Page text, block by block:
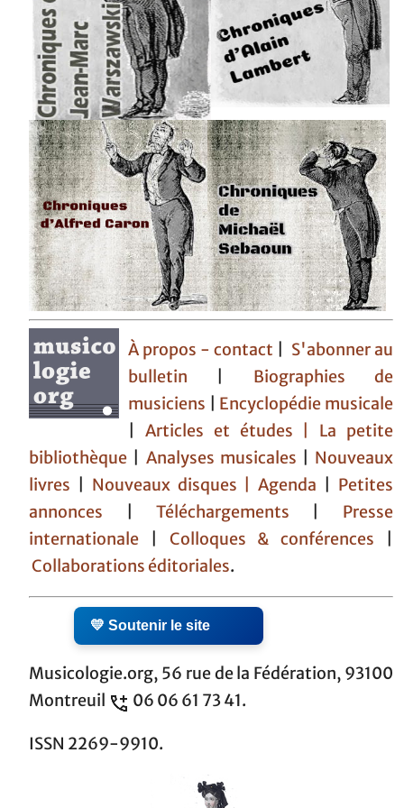
À propos - contact
S'abonner au
bulletin
Biographies de
musiciens
Encyclopédie musicale
|Articles et études | La petite
bibliothèque
Analyses musicales
Nouveaux
livres
Nouveaux disques |Agenda
Petites
annonces
Téléchargements
Presse
internationale
Colloques & conférences
Collaborations éditoriales.
💛 Soutenir le site
Musicologie.org, 56 rue de la Fédération, 93100
Montreuil
06 06 61 73 41.
ISSN 2269-9910.